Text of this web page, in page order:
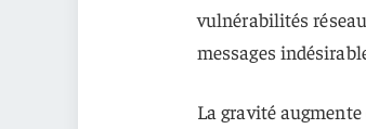
vulnérabilités
messages
La gravité